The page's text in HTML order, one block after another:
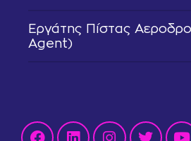
Εργάτης Πίστας
Agent)